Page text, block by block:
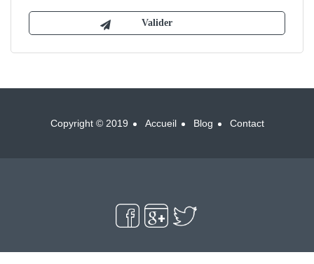
Copyright © 2019 Accueil Blog Contact